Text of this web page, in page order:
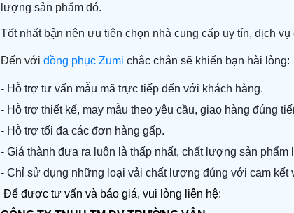
lượng sản phẩm đó.
Tốt nhất bận nên ưu tiên chọn nhà cung cấp uy tín, dịch
Đến với đồng phục Zumi chắc chắn sẽ khiến bạn hài lòng:
- Hỗ trợ tư vấn mẫu mã trực tiếp đến với khách hàng.
- Hỗ trợ thiết kế, may mẫu theo yêu cầu, giao hàng đúng
- Hỗ trợ tối đa các đơn hàng gấp.
- Giá thành đưa ra luôn là thấp nhất, chất lượng sản phẩm
- Chỉ sử dụng những loại vải chất lượng đúng với cam kết
Để được tư vấn và báo giá, vui lòng liên hệ: